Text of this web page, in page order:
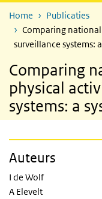
Home
Publicaties
Comparing
surveillance systems:
Comparing
physical
systems: a
Auteurs
I de Wolf
A Elevelt